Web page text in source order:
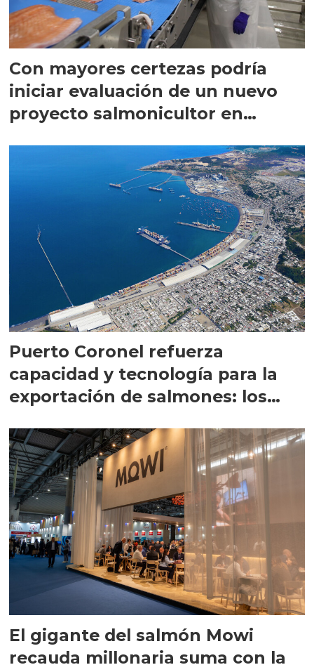
Con mayores certezas podría
iniciar evaluación de un nuevo
proyecto salmonicultor en
Puerto Coronel refuerza
capacidad y tecnología para la
exportación de salmones: los
El gigante del salmón Mowi
recauda millonaria suma con la